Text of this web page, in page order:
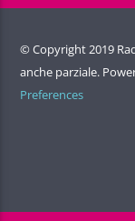
© Copyright 2019
anche parziale.
Preferences